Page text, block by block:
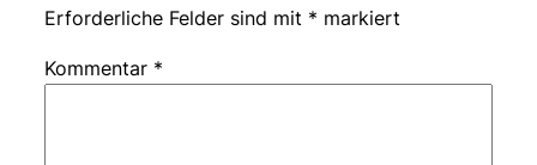
Erforderliche Felder sind mit * markiert
Kommentar *